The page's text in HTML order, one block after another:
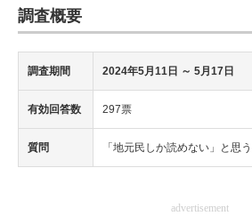
調査概要
調査期間 2024年5月11日 ～ 5月17日
有効回答数 297票
質問 「地元民しか読めない」と思
advertisement